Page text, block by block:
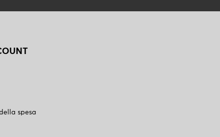
spesa